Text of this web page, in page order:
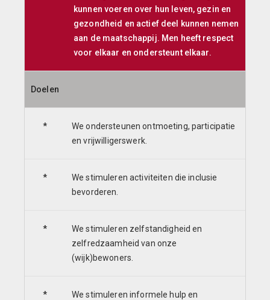
kunnen voeren over hun leven, gezin en
gezondheid en actief deel kunnen nemen
aan de maatschappij. Men heeft respect
voor elkaar en ondersteunt elkaar.
Doelen
*
We ondersteunen ontmoeting, participatie
en vrijwilligerswerk.
*
We stimuleren activiteiten die inclusie
bevorderen.
*
We stimuleren zelfstandigheid en
zelfredzaamheid van onze
(wijk)bewoners.
*
We stimuleren informele hulp en